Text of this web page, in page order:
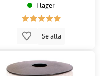
I lager
Se alla